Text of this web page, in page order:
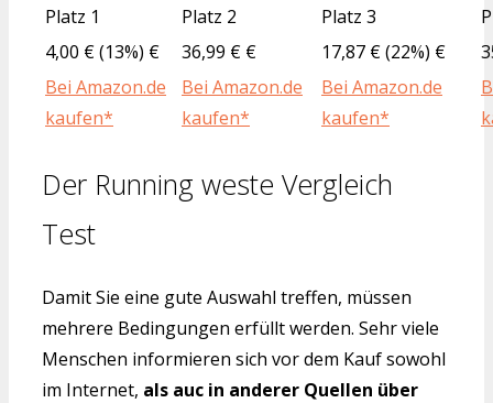
Platz 1 Platz 2 Platz 3
4,00 € (13%) €
36,99 € € 17,87 € (22%) €
Bei Amazon.de
kaufen*
Bei Amazon.de
kaufen*
Bei Amazon.de
kaufen*
Der Running weste Vergleich
Test
Damit Sie eine gute Auswahl treffen, müssen
mehrere Bedingungen erfüllt werden. Sehr viele
Menschen informieren sich vor dem Kauf sowohl
im Internet, als auc in anderer Quellen über